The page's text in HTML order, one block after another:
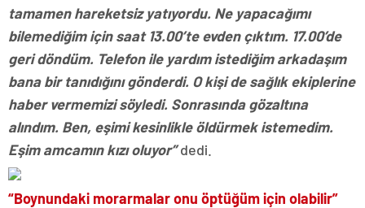
tamamen hareketsiz yatıyordu. Ne yapacağımı
bilemediğim için saat 13.00’te evden çıktım. 17.00’de
geri döndüm. Telefon ile yardım istediğim arkadaşım
bana bir tanıdığını gönderdi. O kişi de sağlık ekiplerine
haber vermemizi söyledi. Sonrasında gözaltına
alındım. Ben, eşimi kesinlikle öldürmek istemedim.
Eşim amcamın kızı oluyor”dedi.
“Boynundaki morarmalar onu öptüğüm için olabilir”